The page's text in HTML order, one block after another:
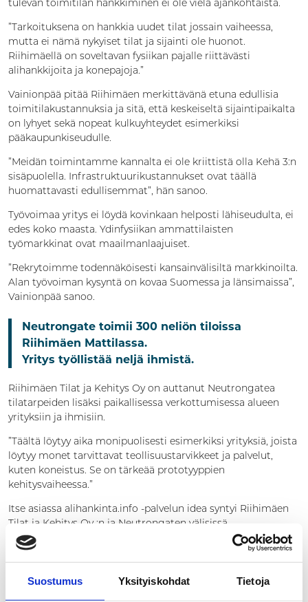
Suostumus Yksityiskohdat Tietoja
tulevan toimitilan hankkiminen ei ole vielä ajankohtaista.
”Tarkoituksena on hankkia uudet tilat jossain vaiheessa,
mutta ei nämä nykyiset tilat ja sijainti ole huonot.
Riihimäellä on soveltavan fysiikan pajalle riittävästi
alihankkijoita ja konepajoja.”
Vainionpää pitää Riihimäen merkittävänä etuna edullisia
toimitilakustannuksia ja sitä, että keskeiseltä sijaintipaikalta
on lyhyet sekä nopeat kulkuyhteydet esimerkiksi
pääkaupunkiseudulle.
”Meidän toimintamme kannalta ei ole kriittistä olla Kehä 3:n
sisäpuolella. Infrastruktuurikustannukset ovat täällä
huomattavasti edullisemmat”, hän sanoo.
Työvoimaa yritys ei löydä kovinkaan helposti lähiseudulta, ei
edes koko maasta. Ydinfysiikan ammattilaisten
työmarkkinat ovat maailmanlaajuiset.
”Rekrytoimme todennäköisesti kansainvälisiltä markkinoilta.
Alan työvoiman kysyntä on kovaa Suomessa ja länsimaissa”,
Vainionpää sanoo.
Neutrongate toimii 300 neliön tiloissa
Riihimäen Mattilassa.
Yritys työllistää neljä ihmistä.
Riihimäen Tilat ja Kehitys Oy on auttanut Neutrongatea
tilatarpeiden lisäksi paikallisessa verkottumisessa alueen
yrityksiin ja ihmisiin.
”Täältä löytyy aika monipuolisesti esimerkiksi yrityksiä, joista
löytyy monet tarvittavat teollisuustarvikkeet ja palvelut,
kuten koneistus. Se on tärkeää prototyyppien
kehitysvaiheessa.”
Itse asiassa alihankinta.info -palvelun idea syntyi Riihimäen
Tilat ja Kehitys Oy :n ja Neutrongaten välisissä
keskusteluissa.